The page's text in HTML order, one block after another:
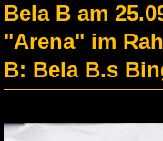
Bela B am
"Arena" im
B: Bela B.s